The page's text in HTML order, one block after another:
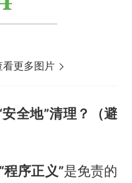
更多图片
全地”清理？（避
“程序正义”是免责的